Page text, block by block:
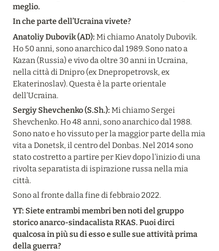
meglio.
In che parte dell’Ucraina vivete?
Anatoliy Dubovik (AD): Mi chiamo Anatoly Dubovik.
Ho 50 anni, sono anarchico dal 1989. Sono nato a
Kazan (Russia) e vivo da oltre 30 anni in Ucraina,
nella città di Dnipro (ex Dnepropetrovsk, ex
Ekaterinoslav). Questa è la parte orientale
dell’Ucraina.
Sergiy Shevchenko (S.Sh.): Mi chiamo Sergei
Shevchenko. Ho 48 anni, sono anarchico dal 1988.
Sono nato e ho vissuto per la maggior parte della mia
vita a Donetsk, il centro del Donbas. Nel 2014 sono
stato costretto a partire per Kiev dopo l’inizio di una
rivolta separatista di ispirazione russa nella mia
città.
Sono al fronte dalla fine di febbraio 2022.
YT: Siete entrambi membri ben noti del gruppo
storico anarco-sindacalista RKAS. Puoi dirci
qualcosa in più su di esso e sulle sue attività prima
della guerra?